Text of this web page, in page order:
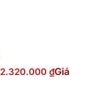
2.320.000 ₫Giá